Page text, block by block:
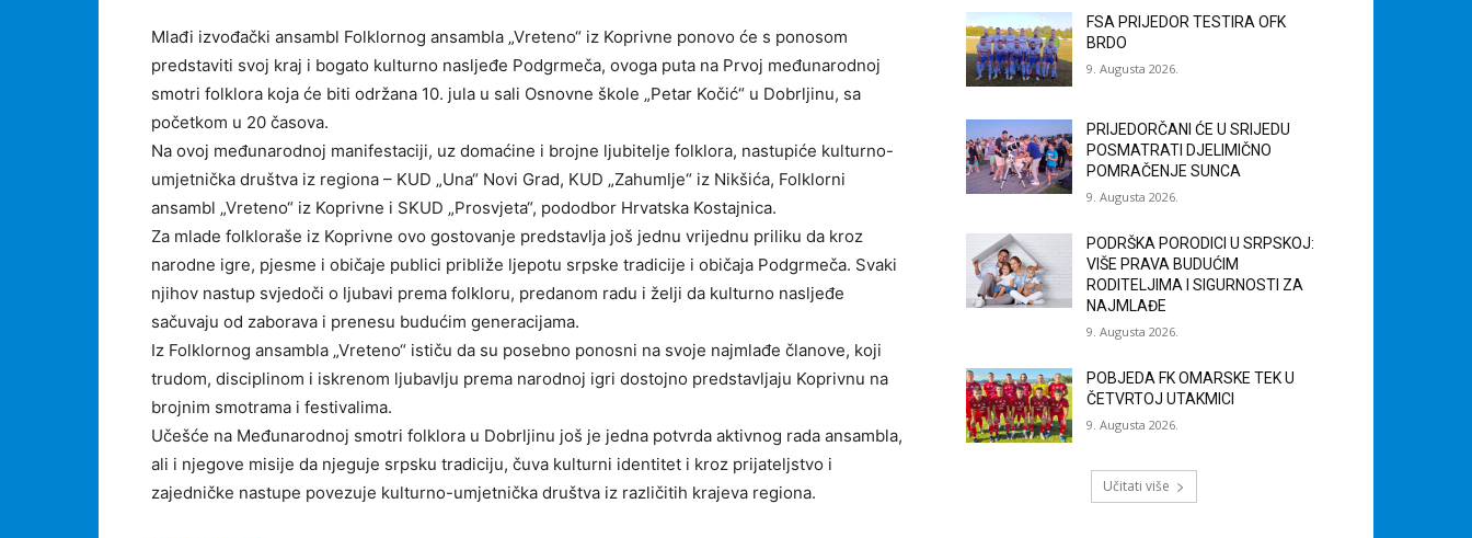
Mlađi izvođački ansambl Folklornog ansambla „Vreteno“ iz Koprivne ponovo će s ponosom
predstaviti svoj kraj i bogato kulturno nasljeđe Podgrmeča, ovoga puta na Prvoj međunarodnoj
smotri folklora koja će biti održana 10. jula u sali Osnovne škole „Petar Kočić“ u Dobrljinu, sa
početkom u 20 časova.
Na ovoj međunarodnoj manifestaciji, uz domaćine i brojne ljubitelje folklora, nastupiće kulturno-
umjetnička društva iz regiona – KUD „Una“ Novi Grad, KUD „Zahumlje“ iz Nikšića, Folklorni
ansambl „Vreteno“ iz Koprivne i SKUD „Prosvjeta“, pododbor Hrvatska Kostajnica.
Za mlade folkloraše iz Koprivne ovo gostovanje predstavlja još jednu vrijednu priliku da kroz
narodne igre, pjesme i običaje publici približe ljepotu srpske tradicije i običaja Podgrmeča. Svaki
njihov nastup svjedoči o ljubavi prema folkloru, predanom radu i želji da kulturno nasljeđe
sačuvaju od zaborava i prenesu budućim generacijama.
Iz Folklornog ansambla „Vreteno“ ističu da su posebno ponosni na svoje najmlađe članove, koji
trudom, disciplinom i iskrenom ljubavlju prema narodnoj igri dostojno predstavljaju Koprivnu na
brojnim smotrama i festivalima.
Učešće na Međunarodnoj smotri folklora u Dobrljinu još je jedna potvrda aktivnog rada ansambla,
ali i njegove misije da njeguje srpsku tradiciju, čuva kulturni identitet i kroz prijateljstvo i
zajedničke nastupe povezuje kulturno-umjetnička društva iz različitih krajeva regiona.
FSA PRIJEDOR TESTIRA OFK
BRDO
9. Augusta 2026.
PRIJEDORČANI ĆE U SRIJEDU
POSMATRATI DJELIMIČNO
POMRAČENJE SUNCA
9. Augusta 2026.
PODRŠKA PORODICI U SRPSKOJ:
VIŠE PRAVA BUDUĆIM
RODITELJIMA I SIGURNOSTI ZA
NAJMLAĐE
9. Augusta 2026.
POBJEDA FK OMARSKE TEK U
ČETVRTOJ UTAKMICI
9. Augusta 2026.
Učitati više